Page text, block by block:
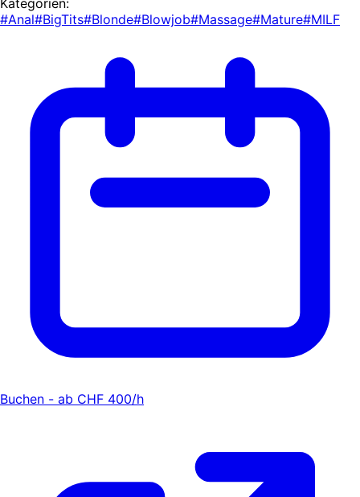
#Anal#BigTits#Blonde#Blowjob#Massage#Mature#MILF
Buchen - ab CHF 400/h